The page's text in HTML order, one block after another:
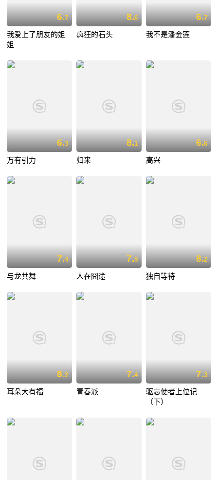
6.7
我爱上了朋友的姐
姐
8.6
疯狂的石头
6.7
我不是潘金莲
6.3
万有引力
8.1
归来
6.6
高兴
7.4
与龙共舞
7.9
人在囧途
8.2
独自等待
8.2
耳朵大有福
7.4
青春派
7.3
驱忘使者上位记
（下）